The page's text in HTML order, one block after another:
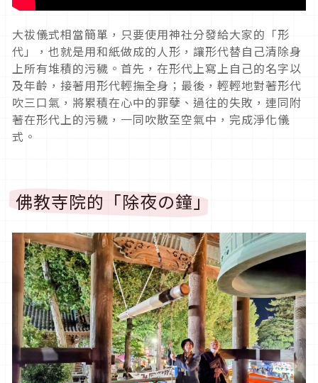
大祓儀式相當簡單，只要使用神社分發給大家的「形
代」，也就是用和紙做成的人形，讓形代替自己清除身
上所有堆積的污穢。首先，在形代上寫上自己的名字以
及年齡，接著用形代輕撫全身；最後，輕輕地對著形代
吹三口氣，將累積在心中的罪孽、過往的失敗，連同附
著在形代上的污穢，一同吹散至空氣中，完成淨化儀
式。
佛教寺院的「除夜の鐘」